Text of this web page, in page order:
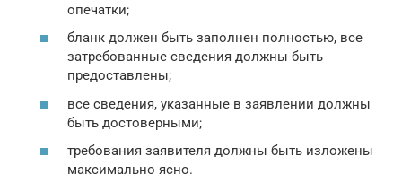
опечатки;
бланк должен быть заполнен полностью, все
затребованные сведения должны быть
предоставлены;
все сведения, указанные в заявлении должны
быть достоверными;
требования заявителя должны быть изложены
максимально ясно.